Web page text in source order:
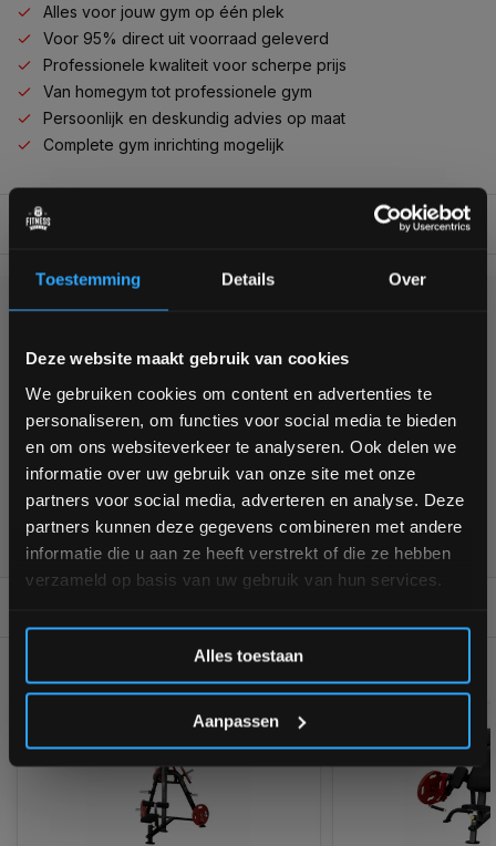
Toestemming Details Over
Deze website maakt gebruik van cookies
We gebruiken cookies om content en advertenties te
personaliseren, om functies voor social media te bieden
en om ons websiteverkeer te analyseren. Ook delen we
informatie over uw gebruik van onze site met onze
partners voor social media, adverteren en analyse. Deze
partners kunnen deze gegevens combineren met andere
informatie die u aan ze heeft verstrekt of die ze hebben
verzameld op basis van uw gebruik van hun services.
Alles toestaan
Aanpassen
Alles voor jouw gym op één plek
Voor 95% direct uit voorraad geleverd
Professionele kwaliteit voor scherpe prijs
Van homegym tot professionele gym
Persoonlijk en deskundig advies op maat
Complete gym inrichting mogelijk
BESCHRIJVING
+31 (0)24 645 1309
355 customers give us a 4,7/5 at
GERELATEERDE PRODUCTEN
Bam! 5% korting op je volgende
Schrijf je in voor onze nieuwsbrief om op de hoogte te
blijven over onze nieuwe producten, deals en meer
interessante info. Ontvang 5% korting op je eerstvolgende
aankoop! 😀
Inschrijven
*Verzendkosten vallen buiten de korting